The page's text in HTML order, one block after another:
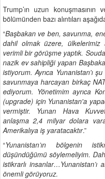
Trump’ın uzun
bölümünden bazı alıntıları
“Başbakan ve ben, savunma,
dahil olmak üzere, ülkelerimiz
verimli bir görüşme yaptık.
nazik ev sahipliği yapan
istiyorum. Ayrıca Yunanistan'ı
savunmaya harcayan birkaç
ediyorum. Yönetimim ayrıca
(upgrade) için Yunanistan'a
vermiştir. Yunan Hava
anlaşma 2,4 milyar dolara
Amerikalıya iş yaratacaktır.”
“Yunanistan’ın bölgenin
düşündüğümü söylemeliyim.
istikrarlı insanlar…Yunanistan’ı
önemli görüyoruz.